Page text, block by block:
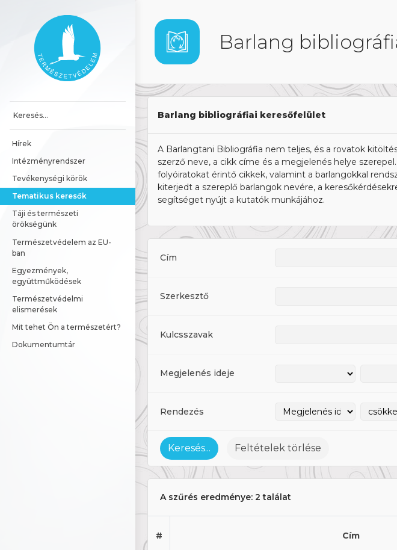
Főoldal
Hírek
Intézményrendszer
Tevékenységi körök
Tematikus keresők
Táji és természeti
örökségünk
Természetvédelem az EU-
ban
Egyezmények,
együttműködések
Természetvédelmi
elismerések
Mit tehet Ön a természetért?
Dokumentumtár
Barlang
Barlang bibliográfiai keresőfelület
A Barlangtani Bibliográfia nem teljes, és a rovatok
szerző neve, a cikk címe és a megjelenés helye
folyóiratokat érintő cikkek, valamint a barlangokkal
kiterjedt a szereplő barlangok nevére, a
segítséget nyújt a kutatók munkájához.
Cím
Szerkesztő
Kulcsszavak
Megjelenés ideje
Rendezés
Keresés... Feltételek törlése
A szűrés eredménye: 2 találat
# Cím